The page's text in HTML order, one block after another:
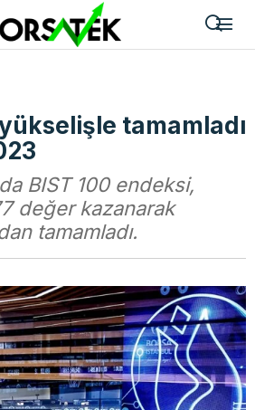
tamamladı
BIST 100 endeksi,
değer kazanarak
tamamladı.